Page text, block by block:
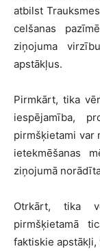
atbilst
celšanas
ziņojuma
apstākļus.
Pirmkārt, tika
iespējamība,
pirmšķietami var
ietekmēšanas
ziņojumā
Otrkārt, tika
pirmšķietamā
faktiskie